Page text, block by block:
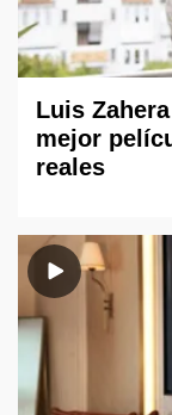
Luis
mejor
reales